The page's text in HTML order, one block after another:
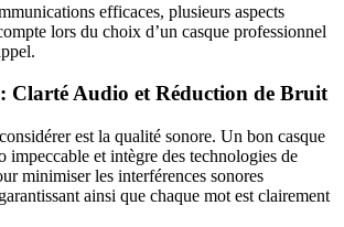
efficaces, plusieurs aspects
lors du choix d’un casque professionnel
Clarté Audio et Réduction de Bruit
est la qualité sonore. Un bon casque
impeccable et intègre des technologies de
minimiser les interférences sonores
ainsi que chaque mot est clairement